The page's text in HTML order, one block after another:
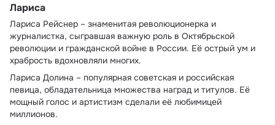
Лариса
Лариса Рейснер – знаменитая революционерка и
журналистка, сыгравшая важную роль в Октябрьской
революции и гражданской войне в России. Её острый ум и
храбрость вдохновляли многих.
Лариса Долина – популярная советская и российская
певица, обладательница множества наград и титулов. Её
мощный голос и артистизм сделали её любимицей
миллионов.